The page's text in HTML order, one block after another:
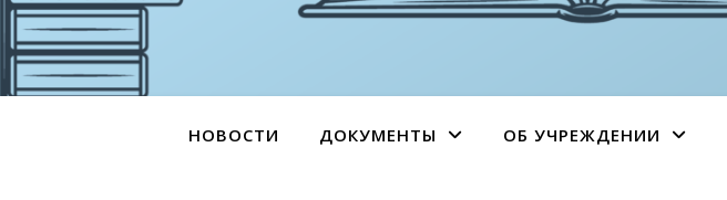
НОВОСТИ ДОКУМЕНТЫ ОБ УЧРЕЖДЕНИИ